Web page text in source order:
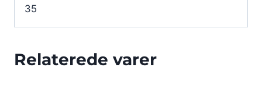
35
Relaterede varer